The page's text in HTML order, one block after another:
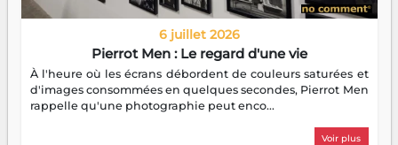
6 juillet 2026
Pierrot Men : Le regard d'une vie
À l'heure où les écrans débordent de couleurs saturées et
d'images consommées en quelques secondes, Pierrot Men
rappelle qu'une photographie peut enco...
Voir plus